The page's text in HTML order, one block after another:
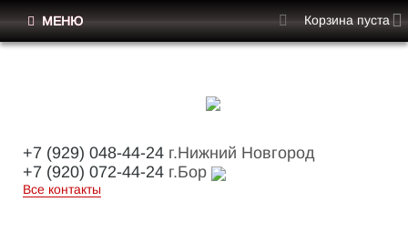
+7 (929) 048-44-24 г.Нижний Новгород
+7 (920) 072-44-24 г.Бор
Все контакты
МЕНЮ Корзина пуста